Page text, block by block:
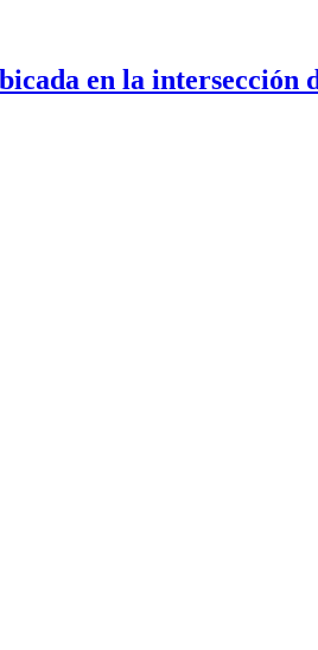
en la intersección